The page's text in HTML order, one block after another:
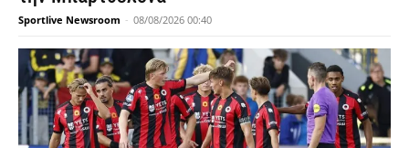
Sportlive Newsroom - 08/08/2026 00:40